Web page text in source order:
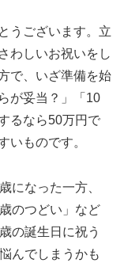
うございます。立
わしいお祝いをし
で、いざ準備を始
が妥当？」「10
るなら50万円で
いものです。
になった一方、
のつどい」など
の誕生日に祝う
んでしまうかも